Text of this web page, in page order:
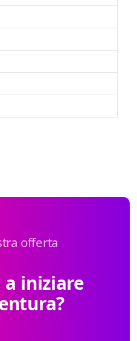
offerta
a iniziare